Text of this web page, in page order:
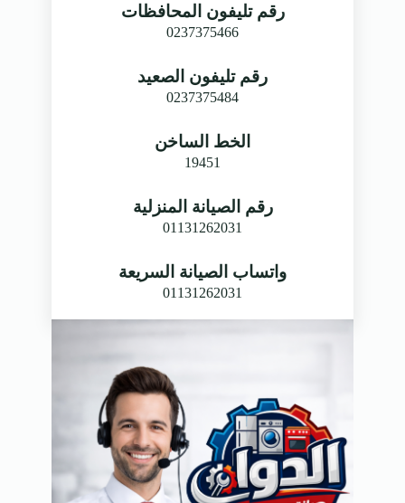
رقم تليفون المحافظات
0237375466
رقم تليفون الصعيد
0237375484
الخط الساخن
19451
رقم الصيانة المنزلية
01131262031
واتساب الصيانة السريعة
01131262031